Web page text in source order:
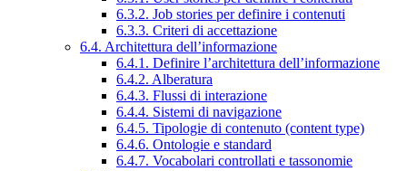
6.3.2. Job stories per definire i contenuti
6.3.3. Criteri di accettazione
6.4. Architettura dell’informazione
6.4.1. Definire l’architettura dell’informazione
6.4.2. Alberatura
6.4.3. Flussi di interazione
6.4.4. Sistemi di navigazione
6.4.5. Tipologie di contenuto (content type)
6.4.6. Ontologie e standard
6.4.7. Vocabolari controllati e tassonomie